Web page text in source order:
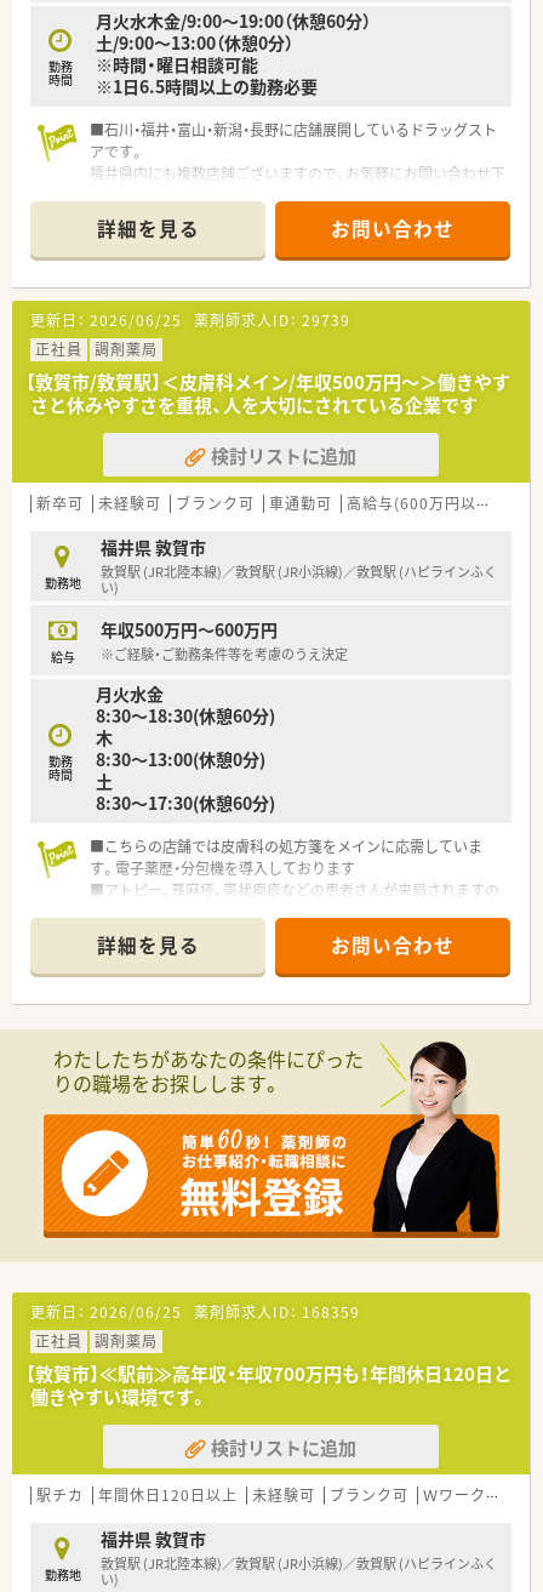
勤務
時間
月火水木金/9:00～19:00（休憩60分）
土/9:00～13:00（休憩0分）
※時間・曜日相談可能
※1日6.5時間以上の勤務必要
■石川・福井・富山・新潟・長野に店舗展開しているドラッグスト
アです。
福井県内にも複数店舗ございますので、お気軽にお問い合わせ下
■株式上場も行っており、教育制度・福利厚生も整っています。
詳細を見る お問い合わせ
更新日： 2026/06/25 薬剤師求人ID： 29739
正社員
調剤薬局
【敦賀市/敦賀駅】＜皮膚科メイン/年収500万円～＞働きやす
さと休みやすさを重視、人を大切にされている企業です
検討リストに追加
新卒可 未経験可 ブランク可 車通勤可 高給与(600万円以上)
勤務地
福井県 敦賀市
敦賀駅 (JR北陸本線)／敦賀駅 (JR小浜線)／敦賀駅 (ハピラインふく
い)
給与
年収500万円～600万円
※ご経験・ご勤務条件等を考慮のうえ決定
勤務
時間
月火水金
8:30～18:30(休憩60分)
木
8:30～13:00(休憩0分)
土
8:30～17:30(休憩60分)
■こちらの店舗では皮膚科の処方箋をメインに応需していま
す。電子薬歴・分包機を導入しております
■アトピー、蕁麻疹、帯状疱疹などの患者さんが来局されますの
■社内研修、薬剤師会勉強会、調剤報酬研修会など教育・勉強会
も多数開催されております！学びたい方必見◎
■借り上げ社宅制度や退職金制度、育児休業制度もございますの
でママさん薬剤師や福井県のIターン・Uターン就職をお考えの方
詳細を見る お問い合わせ
わたしたちがあなたの条件にぴった
りの職場をお探しします。
更新日： 2026/06/25 薬剤師求人ID： 168359
正社員
調剤薬局
【敦賀市】≪駅前≫高年収・年収700万円も！年間休日120日と
働きやすい環境です。
検討リストに追加
駅チカ 年間休日120日以上 未経験可 ブランク可 Ｗワーク可
勤務地
福井県 敦賀市
敦賀駅 (JR北陸本線)／敦賀駅 (JR小浜線)／敦賀駅 (ハピラインふく
い)